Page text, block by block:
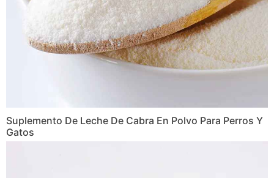
Suplemento De Leche De Cabra En Polvo Para Perros Y
Gatos